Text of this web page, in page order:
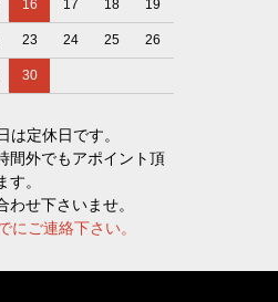
16 17 18 19
23 24 25 26
30
は定休日です。
間外でもアポイント頂
。
わせ下さいませ。
ご連絡下さい。